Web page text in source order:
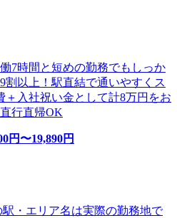
7時間と短めの勤務でもしっか
以上！駅直結で通いやすくス
＋入社祝い金として計8万円をお
行直帰OK
円〜19,890円
・エリア名は実際の勤務地で